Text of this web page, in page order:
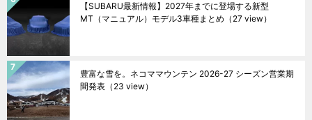
【SUBARU最新情報】2027年までに登場する新型
MT（マニュアル）モデル3車種まとめ （27 view）
豊富な雪を。ネコママウンテン 2026-27 シーズン営業期
間発表 （23 view）